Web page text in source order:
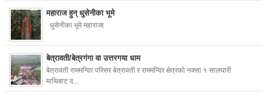
महाराज हुन् धुसेनीका भूमे
धुसेनीका भूमे महाराजा
बेत्रावती/बेत्रगंगा वा उत्तरगया धाम
बेत्रावती राममन्दिर परिसर बेत्रावती र राममन्दिर क्षेत्रको नक्सा १ सालघारी
माथिबाट द...